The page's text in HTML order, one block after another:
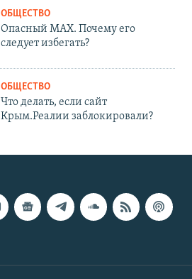
ОБЩЕСТВО
Опасный MAX. Почему его
следует избегать?
ОБЩЕСТВО
Что делать, если сайт
Крым.Реалии заблокировали?